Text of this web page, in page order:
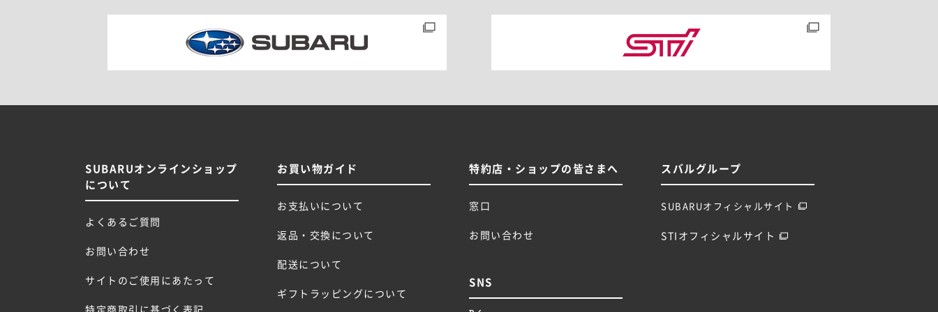
SUBARUオンラインショップ
について
よくあるご質問
お問い合わせ
サイトのご使用にあたって
特定商取引に基づく表記
お買い物ガイド
お支払いについて
返品・交換について
配送について
ギフトラッピングについて
特約店・ショップの皆さまへ
窓口
お問い合わせ
SNS
スバルグループ
SUBARUオフィシャルサイト
STIオフィシャルサイト